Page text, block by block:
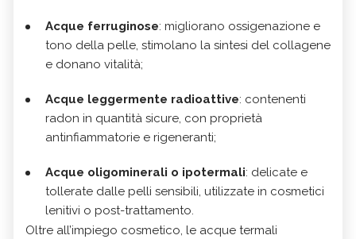
Acque ferruginose: migliorano ossigenazione e
tono della pelle, stimolano la sintesi del collagene
e donano vitalità;
Acque leggermente radioattive: contenenti
radon in quantità sicure, con proprietà
antinfiammatorie e rigeneranti;
Acque oligominerali o ipotermali: delicate e
tollerate dalle pelli sensibili, utilizzate in cosmetici
lenitivi o post-trattamento.
Oltre all’impiego cosmetico, le acque termali